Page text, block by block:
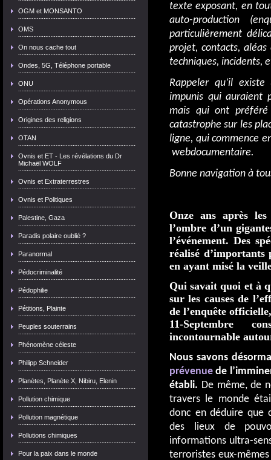
OGM et MONSANTO
OMS
On nous cache tout
Ondes, 5G, Téléphone portable
ONU
Opérations Anonymous
Origines des religions
OTAN
Ovnis et ET - Les révélations du Dr
Michaël WOLF
Ovnis et Extraterrestres
Ovnis et Politiques
Palestine, Gaza
Paradis polaire oublié ?
Paranormal
Pédocriminalité
Pédophilie
Pétitions, Plainte
Peuples souterrains
Phénomène céleste
Philipp Schneider
Planètes, Planète X, Nibiru, Elenin
Pollution chimique
Pollution magnétique
Pollutions chimiques
Pour la paix dans le monde
texte exposant, en
auto-production
particulièrement
projet, contacts,
techniques, incidents,
Rappeler qu’il
impunis qui auraient
mais qui ont
catastrophe sur les
ligne, qui commence
webdocumentaire.
Bonne navigation à
Onze ans après
l’ombre d’un
l’événement. Des
réalisé
en ayant misé la
Qui savait quoi et à
sur les causes de
de l’enquête
11-Septembre
incontournable
Nous savons
prévenue de
établi. De même, de
travers le monde
donc en déduire que
des lieux de
informations ultra-
terroristes eux-